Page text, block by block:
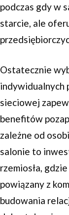
podczas gdy w
starcie, ale
Ostatecznie
indywidualnych
sieciowej
benefitów
zależne od
salonie to
rzemiosła,
powiązany z
budowania